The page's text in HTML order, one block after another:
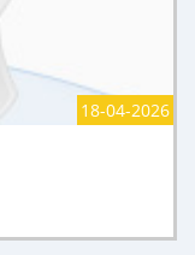
18-04-2026